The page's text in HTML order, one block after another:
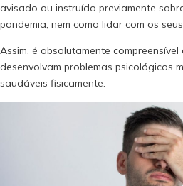
avisado ou instruído previamente
pandemia, nem como lidar com os
Assim, é absolutamente
desenvolvam problemas psicológicos
saudáveis fisicamente.